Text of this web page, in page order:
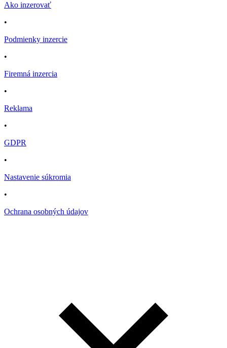
Ako inzerovať
•
Podmienky inzercie
•
Firemná inzercia
•
Reklama
•
GDPR
•
Nastavenie súkromia
•
Ochrana osobných údajov